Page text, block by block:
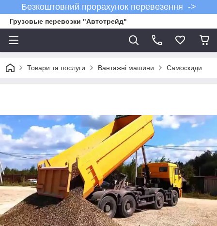
Безкоштовний прорахунок перевезення ->
Грузовые перевозки "Автотрейд"
Товари та послуги Вантажні машини Самоскиди